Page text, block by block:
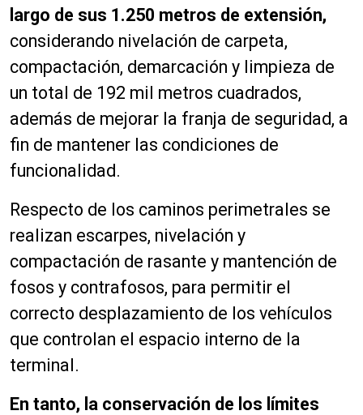
largo de sus 1.250 metros de extensión,
considerando nivelación de carpeta,
compactación, demarcación y limpieza de
un total de 192 mil metros cuadrados,
además de mejorar la franja de seguridad, a
fin de mantener las condiciones de
funcionalidad.
Respecto de los caminos perimetrales se
realizan escarpes, nivelación y
compactación de rasante y mantención de
fosos y contrafosos, para permitir el
correcto desplazamiento de los vehículos
que controlan el espacio interno de la
terminal.
En tanto, la conservación de los límites